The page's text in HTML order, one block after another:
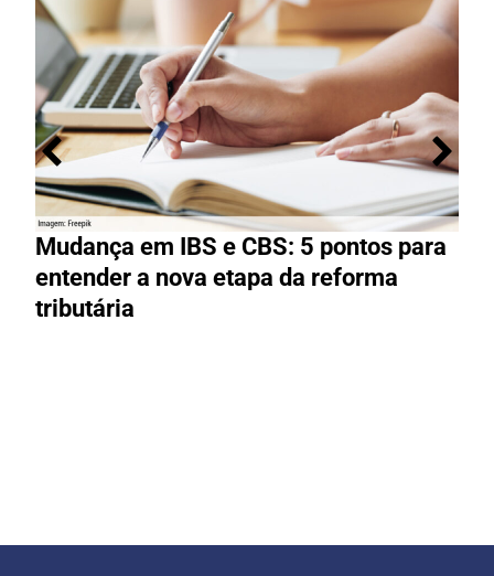
Mudança em IBS e CBS: 5 pontos para
entender a nova etapa da reforma
tributária